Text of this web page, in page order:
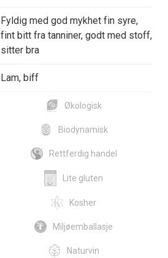
Fyldig med god mykhet fin syre,
fint bitt fra tanniner, godt med stoff,
sitter bra
Lam, biff
Økologisk
Biodynamisk
Rettferdig handel
Lite gluten
Kosher
Miljøemballasje
Naturvin